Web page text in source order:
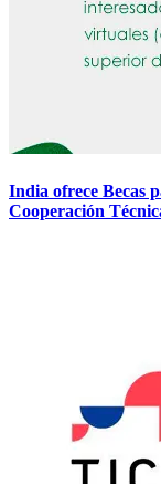
India ofrece Becas
Cooperación